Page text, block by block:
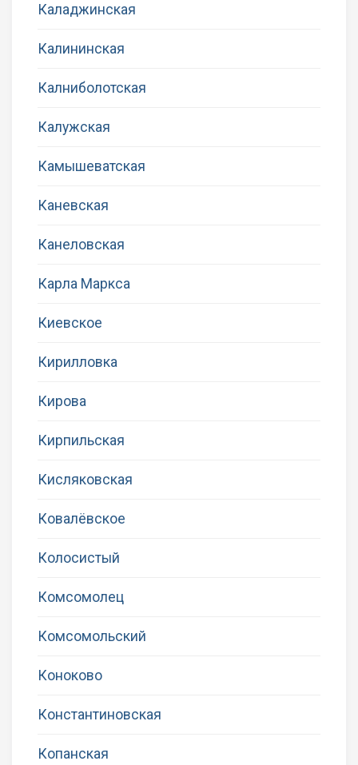
Каладжинская
Калининская
Калниболотская
Калужская
Камышеватская
Каневская
Канеловская
Карла Маркса
Киевское
Кирилловка
Кирова
Кирпильская
Кисляковская
Ковалёвское
Колосистый
Комсомолец
Комсомольский
Коноково
Константиновская
Копанская